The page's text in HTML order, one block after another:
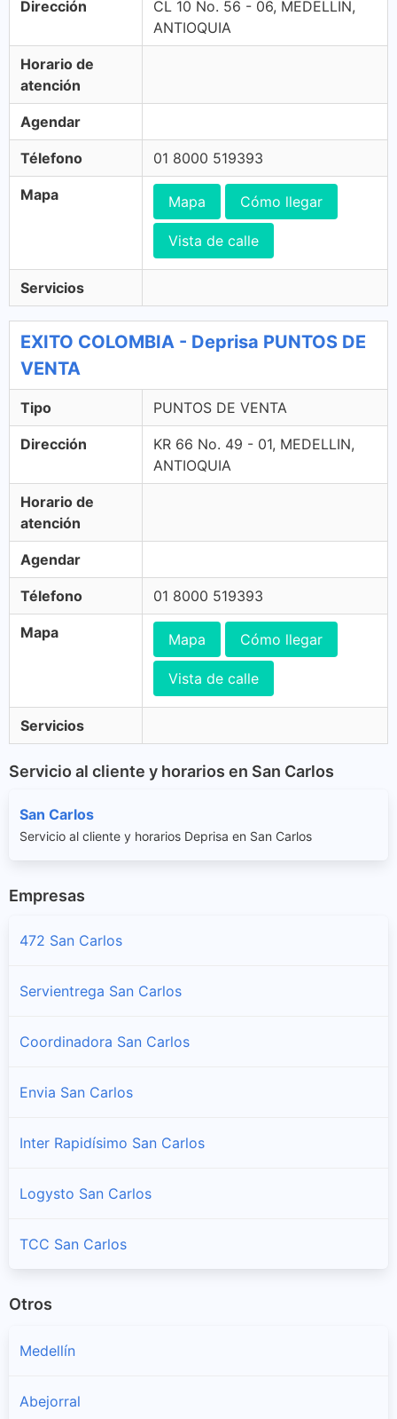
Dirección
CL 10 No. 56 - 06, MEDELLIN,
ANTIOQUIA
Horario de
atención
Agendar
Télefono 01 8000 519393
Mapa Mapa Cómo llegar
Vista de calle
Servicios
EXITO COLOMBIA - Deprisa PUNTOS DE
VENTA
Tipo PUNTOS DE VENTA
Dirección
KR 66 No. 49 - 01, MEDELLIN,
ANTIOQUIA
Horario de
atención
Agendar
Télefono 01 8000 519393
Mapa Mapa Cómo llegar
Vista de calle
Servicios
Servicio al cliente y horarios en San Carlos
San Carlos
Servicio al cliente y horarios Deprisa en San Carlos
Empresas
472 San Carlos
Servientrega San Carlos
Coordinadora San Carlos
Envia San Carlos
Inter Rapidísimo San Carlos
Logysto San Carlos
TCC San Carlos
Otros
Medellín
Abejorral